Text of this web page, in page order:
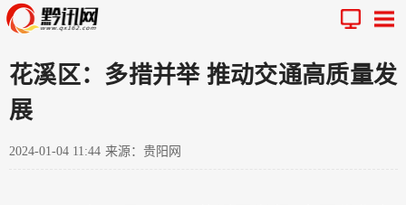
花溪区：多措并举 推动交通高质量发
展
2024-01-04 11:44 来源：贵阳网